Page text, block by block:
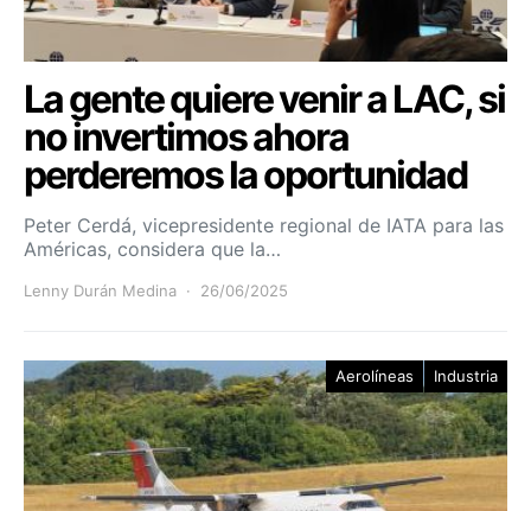
La gente quiere venir a LAC, si
no invertimos ahora
perderemos la oportunidad
Peter Cerdá, vicepresidente regional de IATA para las
Américas, considera que la…
Lenny Durán Medina 26/06/2025
Aerolíneas Industria